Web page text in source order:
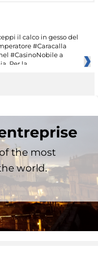
il calco in gesso del
#Caracalla
#CasinoNobile a
Per la
the most
world.